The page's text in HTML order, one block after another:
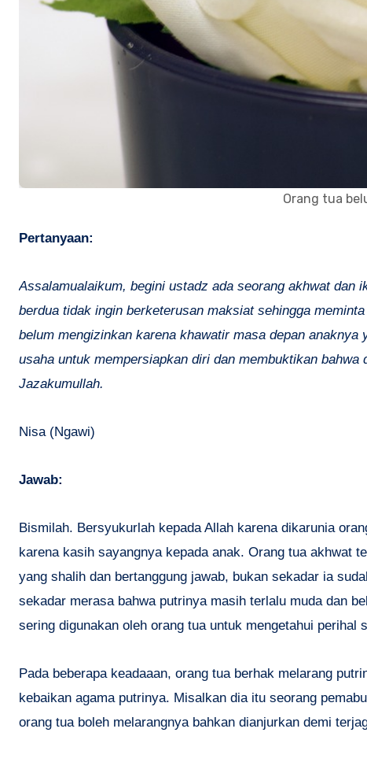
Orang tua
Pertanyaan:
Assalamualaikum, begini ustadz ada seorang akhwat dan
berdua tidak ingin berketerusan maksiat sehingga
belum mengizinkan karena khawatir masa depan
usaha untuk mempersiapkan diri dan membuktikan
Jazakumullah.
Nisa (Ngawi)
Jawab:
Bismilah. Bersyukurlah kepada Allah karena dikarunia
karena kasih sayangnya kepada anak. Orang tua akhwat
yang shalih dan bertanggung jawab, bukan sekadar ia
sekadar merasa bahwa putrinya masih terlalu muda dan
sering digunakan oleh orang tua untuk mengetahui
Pada beberapa keadaaan, orang tua berhak melarang
kebaikan agama putrinya. Misalkan dia itu seorang
orang tua boleh melarangnya bahkan dianjurkan demi